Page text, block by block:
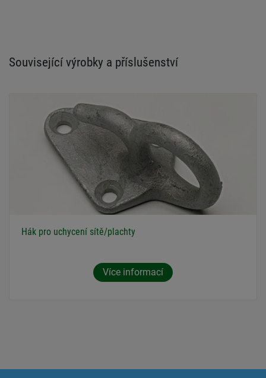
Související výrobky a příslušenství
Hák pro uchycení sítě/plachty
Více informací